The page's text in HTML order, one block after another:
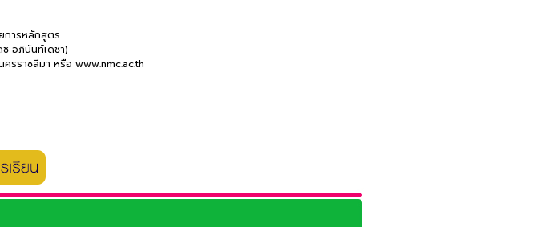
การหลักสูตร
อภินันท์เดชา)
รราชสีมา หรือ www.nmc.ac.th